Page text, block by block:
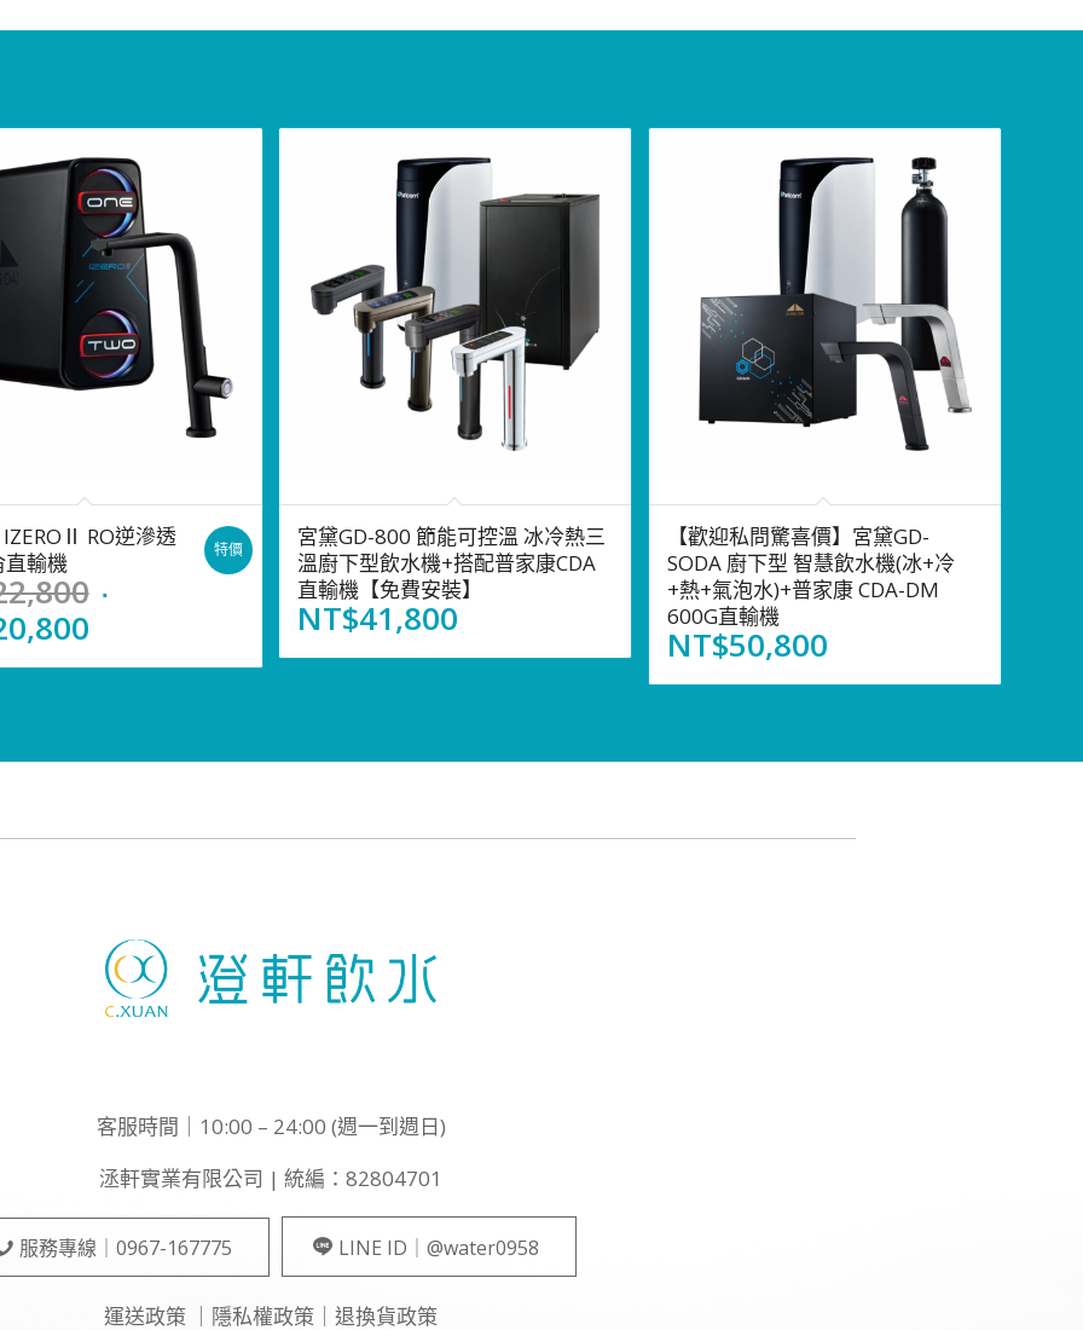
RO逆滲透
輸機
Original
NT$22,800.
Current
price
特價
宮黛GD-800 節能可控溫 冰冷熱三
溫廚下型飲水機+搭配普家康CDA
直輸機【免費安裝】
NT$41,800
【歡迎私問驚喜價】宮黛GD-
SODA 廚下型 智慧飲水機(冰+冷
+熱+氣泡水)+普家康 CDA-DM
600G直輸機
NT$50,800
客服時間｜10:00 – 24:00 (週一到週日)
洆軒實業有限公司 | 統編：82804701
服務專線｜0967-167775 LINE ID｜@water0958
運送政策 隱私權政策 退換貨政策